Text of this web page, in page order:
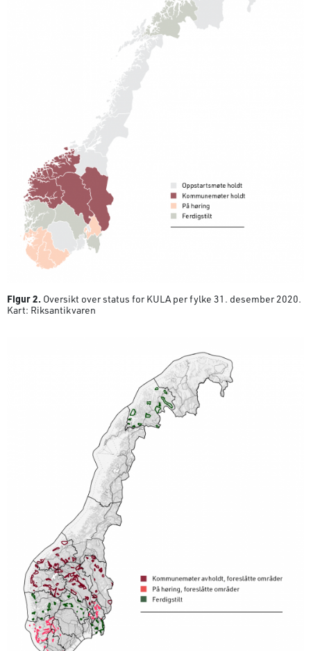
Figur 2. Oversikt over status for KULA per fylke 31. desember 2020.
Kart: Riksantikvaren